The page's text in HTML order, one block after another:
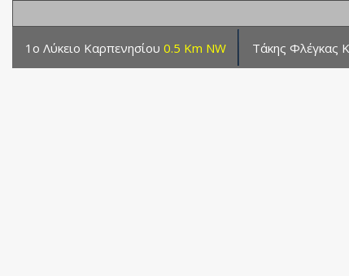
1o Λύκειο Καρπενησίου 0.5 Km NW Τάκης Φλέγκας